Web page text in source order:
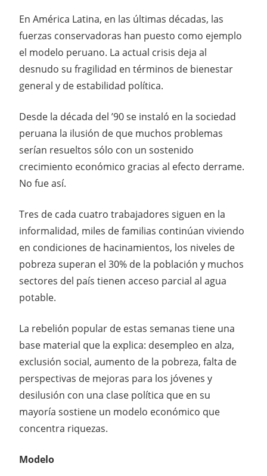
En América Latina, en las últimas décadas, las
fuerzas conservadoras han puesto como ejemplo
el modelo peruano. La actual crisis deja al
desnudo su fragilidad en términos de bienestar
general y de estabilidad política.
Desde la década del ’90 se instaló en la sociedad
peruana la ilusión de que muchos problemas
serían resueltos sólo con un sostenido
crecimiento económico gracias al efecto derrame.
No fue así.
Tres de cada cuatro trabajadores siguen en la
informalidad, miles de familias continúan viviendo
en condiciones de hacinamientos, los niveles de
pobreza superan el 30% de la población y muchos
sectores del país tienen acceso parcial al agua
potable.
La rebelión popular de estas semanas tiene una
base material que la explica: desempleo en alza,
exclusión social, aumento de la pobreza, falta de
perspectivas de mejoras para los jóvenes y
desilusión con una clase política que en su
mayoría sostiene un modelo económico que
concentra riquezas.
Modelo